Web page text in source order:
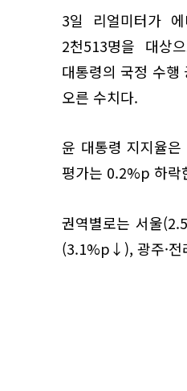
3일 리얼미터가
2천513명을 대상
대통령의 국정 수
오른 수치다.
윤 대통령 지지율
평가는 0.2%p 하락
권역별로는 서울
(3.1%p↓), 광주·